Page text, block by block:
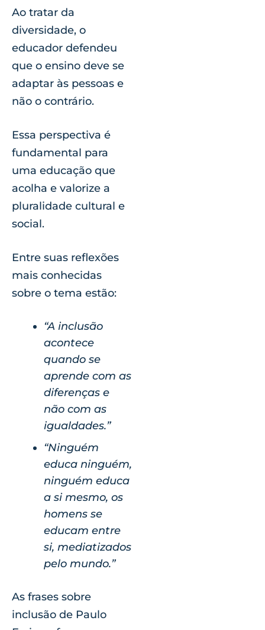
Ao tratar da
diversidade, o
educador defendeu
que o ensino deve se
adaptar às pessoas e
não o contrário.
Essa perspectiva é
fundamental para
uma educação que
acolha e valorize a
pluralidade cultural e
social.
Entre suas reflexões
mais conhecidas
sobre o tema estão:
“A inclusão
acontece
quando se
aprende com as
diferenças e
não com as
igualdades.”
“Ninguém
educa ninguém,
ninguém educa
a si mesmo, os
homens se
educam entre
si, mediatizados
pelo mundo.”
As frases sobre
inclusão de Paulo